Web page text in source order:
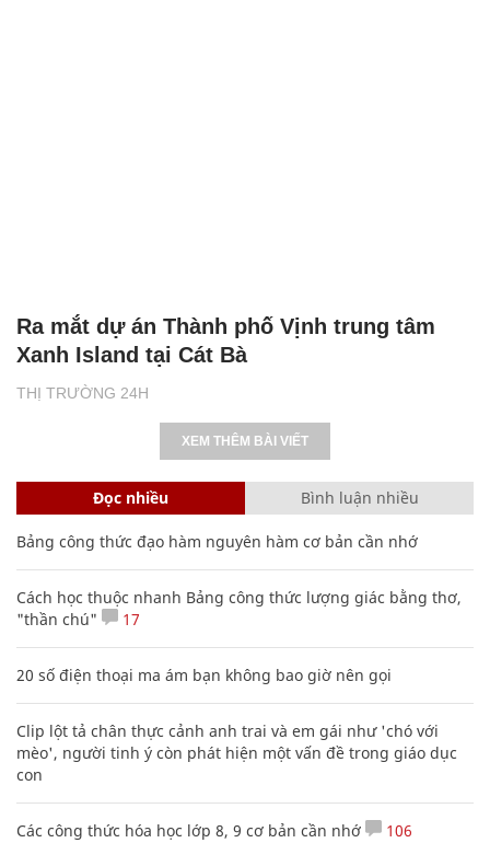
THỊ TRƯỜNG 24H
Ra mắt dự án Thành phố Vịnh trung tâm
Xanh Island tại Cát Bà
XEM THÊM BÀI VIẾT
Đọc nhiều Bình luận nhiều
Bảng công thức đạo hàm nguyên hàm cơ bản cần nhớ
Cách học thuộc nhanh Bảng công thức lượng giác bằng thơ,
"thần chú"
17
20 số điện thoại ma ám bạn không bao giờ nên gọi
Clip lột tả chân thực cảnh anh trai và em gái như 'chó với
mèo', người tinh ý còn phát hiện một vấn đề trong giáo dục
con
Các công thức hóa học lớp 8, 9 cơ bản cần nhớ 106